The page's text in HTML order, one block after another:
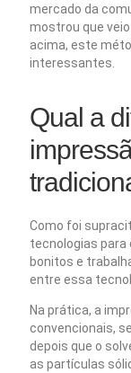
mercado da
mostrou que
acima, este
interessantes.
Qual a
Como foi
tecnologias para
bonitos e
entre essa
Na prática, a
convencionais,
depois que o
as partículas